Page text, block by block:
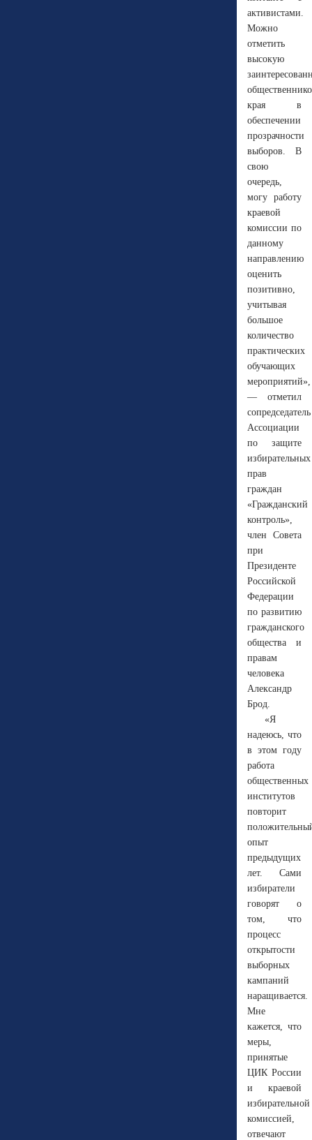
активистами.
Можно
отметить
высокую
края в
обеспечении
прозрачности
выборов. В
свою
очередь,
могу работу
краевой
комиссии по
данному
направлению
оценить
позитивно,
учитывая
большое
количество
практических
обучающих
мероприятий»,
— отметил
сопредседатель
Ассоциации
по защите
избирательных
прав
граждан
«Гражданский
контроль»,
член Совета
при
Президенте
Российской
Федерации
по развитию
гражданского
общества и
правам
человека
Александр
Брод.
«Я
надеюсь, что
в этом году
работа
общественных
институтов
повторит
опыт
предыдущих
лет. Сами
избиратели
говорят о
том, что
процесс
открытости
выборных
кампаний
наращивается.
Мне
кажется, что
меры,
принятые
ЦИК России
и краевой
избирательной
комиссией,
отвечают